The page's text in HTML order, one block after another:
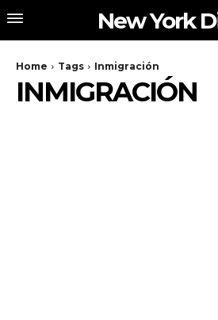
New York
Home Tags Inmigración
INMIGRACIÓN